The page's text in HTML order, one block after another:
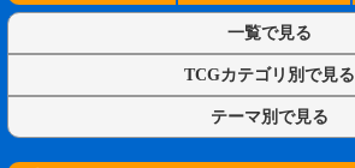
一覧で見る
TCGカテゴリ別で見る
テーマ別で見る